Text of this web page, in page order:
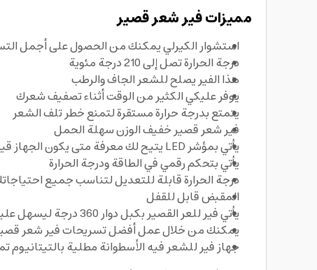
مميزات فير شعر قصير
استشوار الكيرلي يمكنك من الحصول على أجمل
درجة الحرارة تصل إلى 210 درجة مئوية
هذا الفير يصلح للشعر الجاف والرطب
يوفر عليكي الكثير من الوقت أثناء تصفيف شعرك
يتمتع بدرجة حرارة مستقرة لتمنع خطر تلف الشعر
فير شعر قصير خفيف الوزن سهلة الحمل
يأتي بمؤشر LED يتيح لك معرفة متى يكون الجهاز قيد التشغيل
يأتي بتحكم رقمي في الطاقة ودرجة الحرارة
درجة الحرارة قابلة للتعديل لتناسب جميع
المقبض قابل للقفل
يأتي فير للعر القصير بكبل دوار 360 درجة ليسهل عليك عملية تصفيف الشعر
يمكنك من خلال عمل أفضل تسريحات فير شعر
جهاز فير للشعر فيه الأسطوانة مطلية